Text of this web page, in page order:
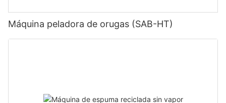
Máquina peladora de orugas (SAB-HT)